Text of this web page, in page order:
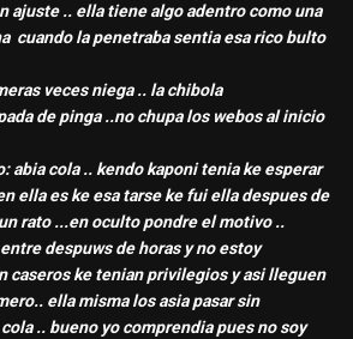
ajuste .. ella tiene algo adentro como una
cuando la penetraba sentia esa rico bulto
veces niega .. la chibola
de pinga ..no chupa los webos al inicio
abia cola .. kendo kaponi tenia ke esperar
ella es ke esa tarse ke fui ella despues de
rato ...en oculto pondre el motivo ..
despuws de horas y no estoy
caseros ke tenian privilegios y asi lleguen
ella misma los asia pasar sin
.. bueno yo comprendia pues no soy